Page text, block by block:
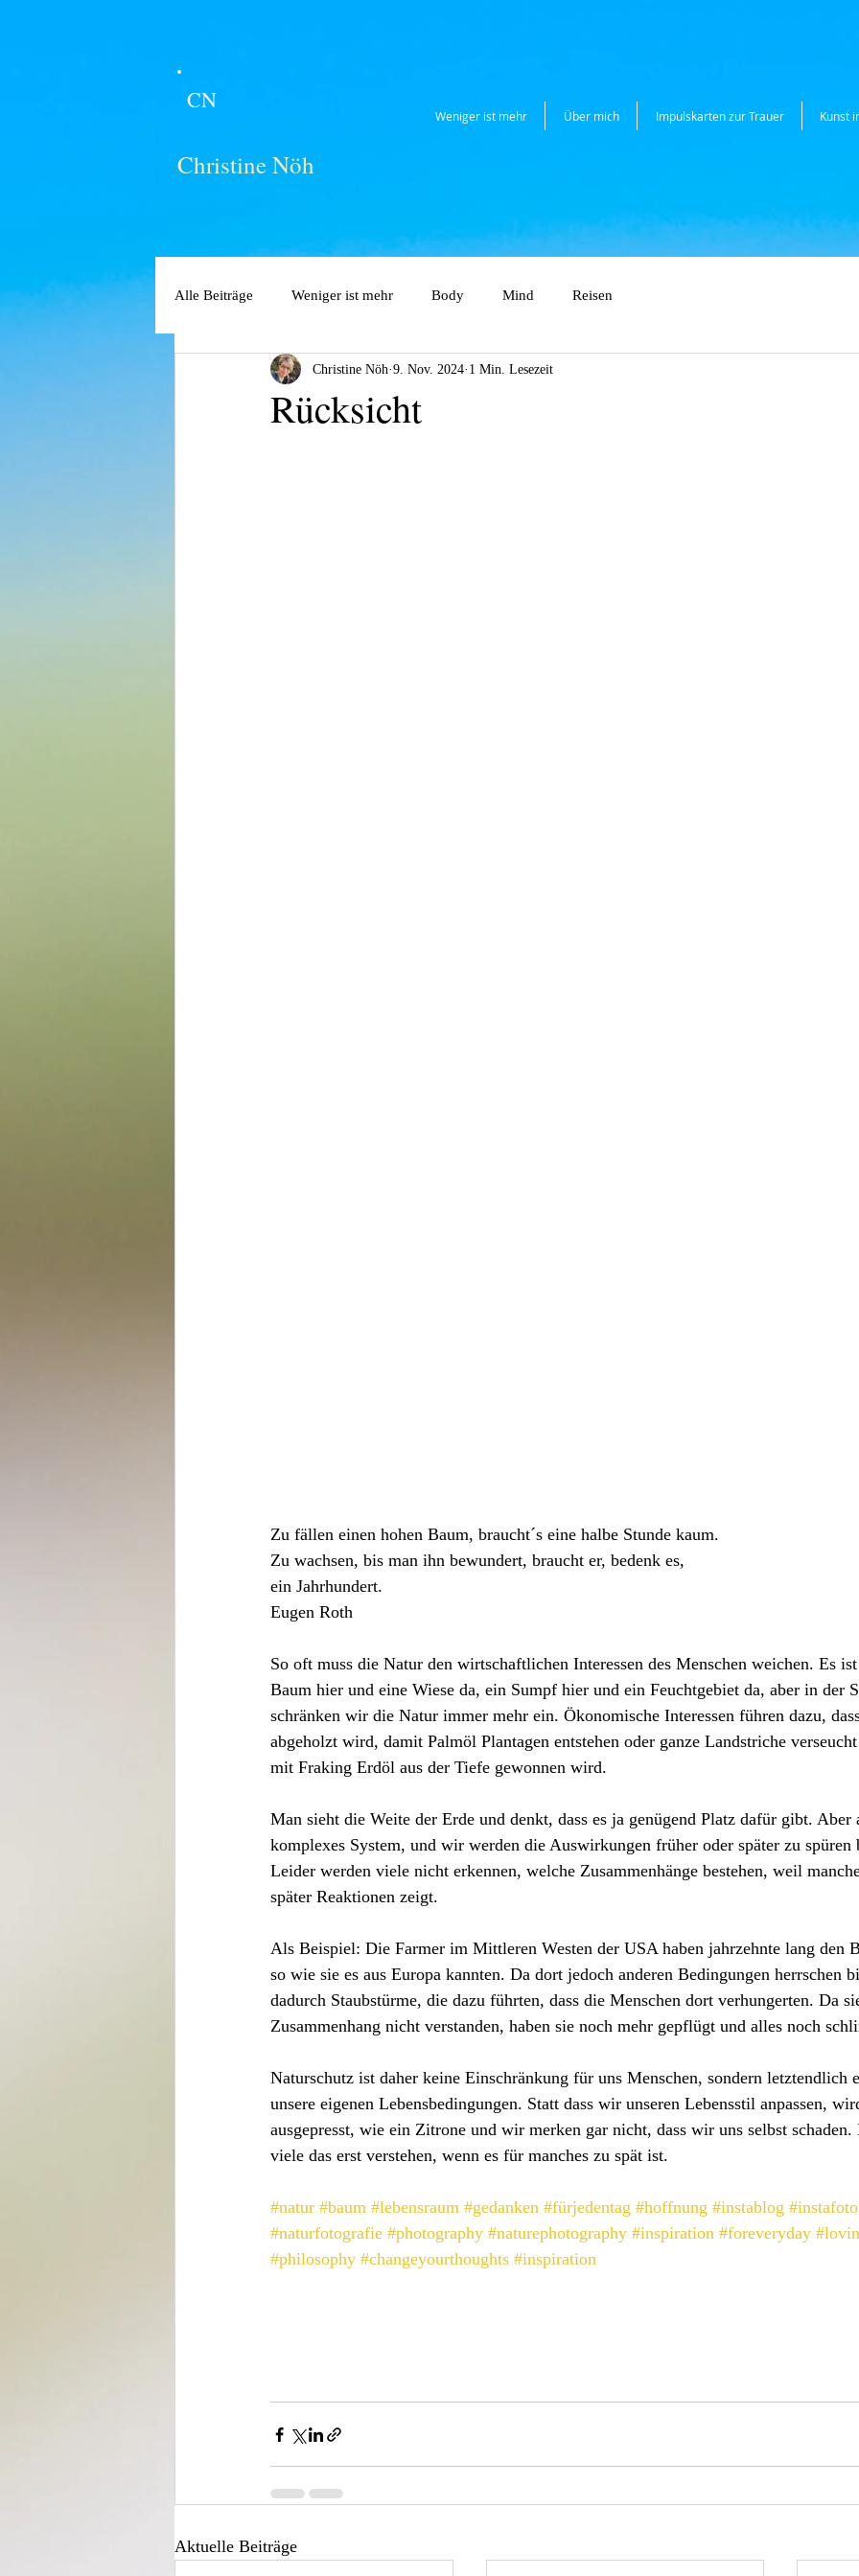
Weniger ist mehr Über mich Impulskarten zur Trauer Kunst
CN
Christine Nöh
Alle Beiträge Weniger ist mehr Body Mind Reisen
Rücksicht
Christine Nöh 9. Nov. 2024 1 Min. Lesezeit
Zu fällen einen hohen Baum, braucht´s eine halbe Stunde kaum.
Zu wachsen, bis man ihn bewundert, braucht er, bedenk es,
ein Jahrhundert.
Eugen Roth
So oft muss die Natur den wirtschaftlichen Interessen des Menschen weichen. Es
Baum hier und eine Wiese da, ein Sumpf hier und ein Feuchtgebiet da, aber in der
schränken wir die Natur immer mehr ein. Ökonomische Interessen führen dazu,
abgeholzt wird, damit Palmöl Plantagen entstehen oder ganze Landstriche
mit Fraking Erdöl aus der Tiefe gewonnen wird.
Man sieht die Weite der Erde und denkt, dass es ja genügend Platz dafür gibt. Aber
komplexes System, und wir werden die Auswirkungen früher oder später zu spüren
Leider werden viele nicht erkennen, welche Zusammenhänge bestehen, weil
später Reaktionen zeigt.
Als Beispiel: Die Farmer im Mittleren Westen der USA haben jahrzehnte lang den
so wie sie es aus Europa kannten. Da dort jedoch anderen Bedingungen herrschen
dadurch Staubstürme, die dazu führten, dass die Menschen dort verhungerten. Da
Zusammenhang nicht verstanden, haben sie noch mehr gepflügt und alles noch
Naturschutz ist daher keine Einschränkung für uns Menschen, sondern letztendlich
unsere eigenen Lebensbedingungen. Statt dass wir unseren Lebensstil anpassen,
ausgepresst, wie ein Zitrone und wir merken gar nicht, dass wir uns selbst schaden.
viele das erst verstehen, wenn es für manches zu spät ist.
#natur #baum #lebensraum #gedanken #fürjedentag #hoffnung #instablog #instafoto
#naturfotografie #photography #naturephotography #inspiration #foreveryday
#philosophy #changeyourthoughts #inspiration
Aktuelle Beiträge